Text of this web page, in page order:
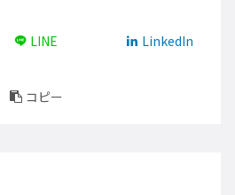
LINE LinkedIn
コピー